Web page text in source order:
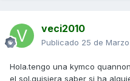
veci2010
Publicado 25 de
Hola.tengo una kymco
el sol.quisiera saber si ha